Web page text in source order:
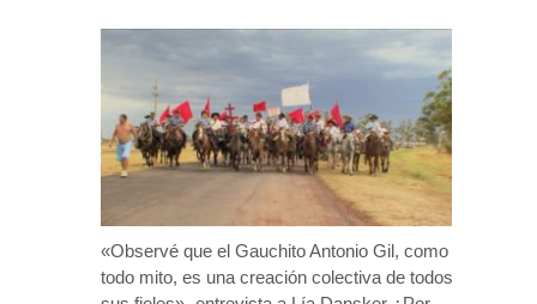
«Observé que el Gauchito Antonio Gil, como
todo mito, es una creación colectiva de todos